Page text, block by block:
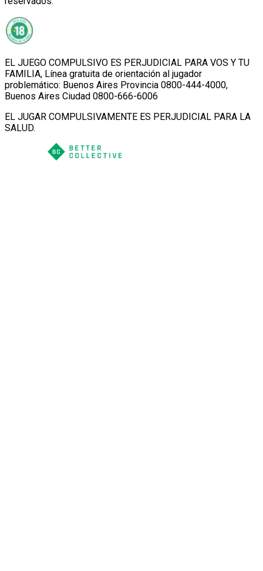
EL JUEGO COMPULSIVO ES PERJUDICIAL PARA VOS Y TU
FAMILIA, Línea gratuita de orientación al jugador
problemático: Buenos Aires Provincia 0800-444-4000,
Buenos Aires Ciudad 0800-666-6006
EL JUGAR COMPULSIVAMENTE ES PERJUDICIAL PARA LA
SALUD.